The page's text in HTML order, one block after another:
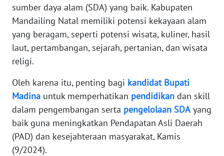
sumber daya alam (SDA) yang baik. Kabupaten
Mandailing Natal memiliki potensi kekayaan alam
yang beragam, seperti potensi wisata, kuliner, hasil
laut, pertambangan, sejarah, pertanian, dan wisata
religi.
Oleh karena itu, penting bagi kandidat Bupati
Madina untuk memperhatikan pendidikan dan skill
dalam pengembangan serta pengelolaan SDAyang
baik guna meningkatkan Pendapatan Asli Daerah
(PAD) dan kesejahteraan masyarakat, Kamis
(9/2024).
KARIR
DISCLAIMER
Wahana
News
Regional
WN